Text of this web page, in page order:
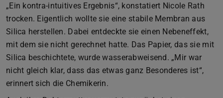
„Ein kontra-intuitives Ergebnis“, konstatiert Nicole Rath
trocken. Eigentlich wollte sie eine stabile Membran aus
Silica herstellen. Dabei entdeckte sie einen Nebeneffekt,
mit dem sie nicht gerechnet hatte. Das Papier, das sie mit
Silica beschichtete, wurde wasserabweisend. „Mir war
nicht gleich klar, dass das etwas ganz Besonderes ist“,
erinnert sich die Chemikerin.